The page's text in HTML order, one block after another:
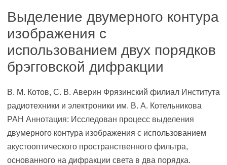
Выделение двумерного контура
изображения с
использованием двух порядков
брэгговской дифракции
В. М. Котов, С. В. Аверин Фрязинский филиал Института
радиотехники и электроники им. В. А. Котельникова
РАН Аннотация: Исследован процесс выделения
двумерного контура изображения с использованием
акустооптического пространственного фильтра,
основанного на дифракции света в два порядка.